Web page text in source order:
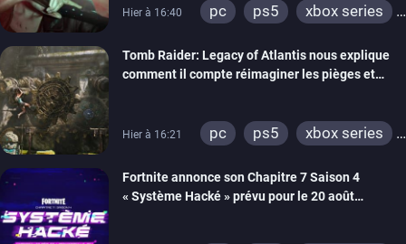
Hier à 16:40 pc ps5
xbox series
Tomb Raider: Legacy of Atlantis nous explique
comment il compte réimaginer les pièges et
Hier à 16:21 pc ps5
xbox series
Fortnite annonce son Chapitre 7 Saison 4
« Système Hacké » prévu pour le 20 août